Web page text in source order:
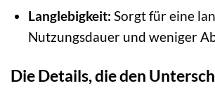
Langlebigkeit: Sorgt für eine
Nutzungsdauer und weniger
Die Details, die den